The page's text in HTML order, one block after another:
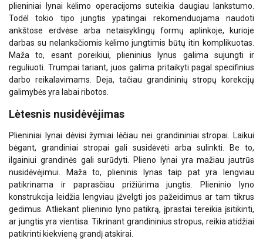
plieniniai lynai kėlimo operacijoms suteikia daugiau lankstumo.
Todėl tokio tipo jungtis ypatingai rekomenduojama naudoti
ankštose erdvėse arba netaisyklingų formų aplinkoje, kurioje
darbas su nelanksčiomis kėlimo jungtimis būtų itin komplikuotas.
Maža to, esant poreikiui, plieninius lynus galima sujungti ir
reguliuoti. Trumpai tariant, juos galima pritaikyti pagal specifinius
darbo reikalavimams. Deja, tačiau grandininių stropų korekcijų
galimybės yra labai ribotos.
Lėtesnis nusidėvėjimas
Plieniniai lynai dėvisi žymiai lėčiau nei grandininiai stropai. Laikui
bėgant, grandiniai stropai gali susidėvėti arba sulinkti. Be to,
ilgainiui grandinės gali surūdyti. Plieno lynai yra mažiau jautrūs
nusidėvėjimui. Maža to, plieninis lynas taip pat yra lengviau
patikrinama ir paprasčiau prižiūrima jungtis. Plieninio lyno
konstrukcija leidžia lengviau įžvelgti jos pažeidimus ar tam tikrus
gedimus. Atliekant plieninio lyno patikrą, įprastai tereikia įsitikinti,
ar jungtis yra vientisa. Tikrinant grandininius stropus, reikia atidžiai
patikrinti kiekvieną grandį atskirai.